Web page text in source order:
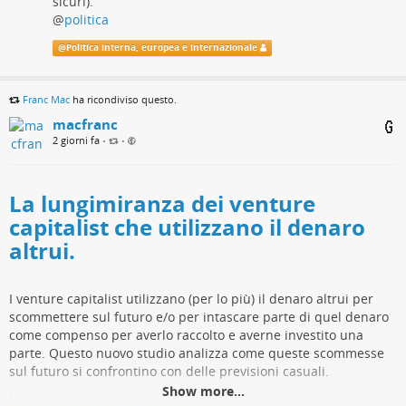
di muovere 50-70 mila persone.
Forse una briciola rispetto ai milioni di individui che tutti i
giorni H24 sono/siamo eterodiretti nella rete, senza che ce ne
#ceutaemelilla#ceutacrisi#
@politica
@politica
@Politica interna, europea e internazionale
Franc Mac ha ricondiviso questo.
macfranc
2 giorni fa • •
La lungimiranza dei venture
capitalist che utilizzano il denaro
altrui.
I venture capitalist utilizzano (per lo più) il denaro altrui per
scommettere sul futuro e/o per intascare parte di quel denaro
come compenso per averlo raccolto e averne investito una
parte. Questo nuovo studio analizza come queste scommesse
sul futuro si confrontino con delle previsioni casuali.
Show more...